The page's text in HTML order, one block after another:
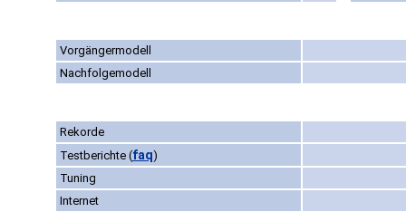
Vorgängermodell
Nachfolgemodell
Rekorde
Testberichte (faq)
Tuning
Internet